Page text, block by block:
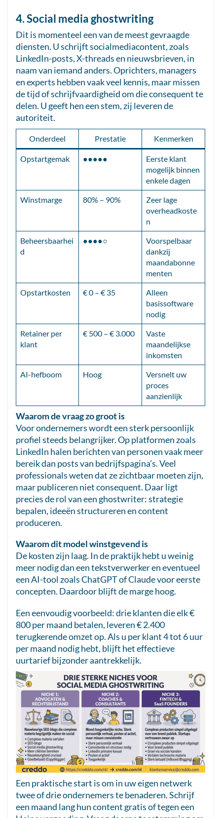
4. Social media ghostwriting
Dit is momenteel een van de meest gevraagde
diensten. U schrijft socialmediacontent, zoals
LinkedIn-posts, X-threads en nieuwsbrieven, in
naam van iemand anders. Oprichters, managers
en experts hebben vaak veel kennis, maar missen
de tijd of schrijfvaardigheid om die consequent te
delen. U geeft hen een stem, zij leveren de
autoriteit.
Onderdeel Prestatie Kenmerken
Opstartgemak ●●●●●
Eerste klant
mogelijk binnen
enkele dagen
Winstmarge 80% – 90%
Zeer lage
overheadkoste
n
Beheersbaarhei
d
●●●●○
Voorspelbaar
dankzij
maandabonne
menten
Opstartkosten € 0 – € 35
Alleen
basissoftware
nodig
Retainer per
klant
€ 500 – € 3.000
Vaste
maandelijkse
inkomsten
AI-hefboom Hoog
Versnelt uw
proces
aanzienlijk
Waarom de vraag zo groot is
Voor ondernemers wordt een sterk persoonlijk
profiel steeds belangrijker. Op platformen zoals
LinkedIn halen berichten van personen vaak meer
bereik dan posts van bedrijfspagina’s. Veel
professionals weten dat ze zichtbaar moeten zijn,
maar publiceren niet consequent. Daar ligt
precies de rol van een ghostwriter: strategie
bepalen, ideeën structureren en content
produceren.
Waarom dit model winstgevend is
De kosten zijn laag. In de praktijk hebt u weinig
meer nodig dan een tekstverwerker en eventueel
een AI-tool zoals ChatGPT of Claude voor eerste
concepten. Daardoor blijft de marge hoog.
Een eenvoudig voorbeeld: drie klanten die elk €
800 per maand betalen, leveren € 2.400
terugkerende omzet op. Als u per klant 4 tot 6 uur
per maand nodig hebt, blijft het effectieve
uurtarief bijzonder aantrekkelijk.
Een praktische start is om in uw eigen netwerk
twee of drie ondernemers te benaderen. Schrijf
een maand lang hun content gratis of tegen een